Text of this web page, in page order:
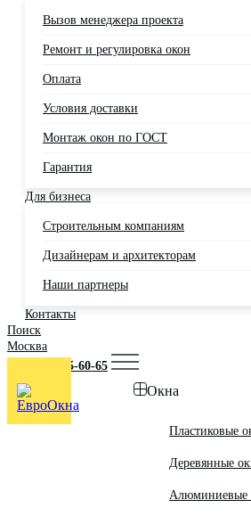
Вызов менеджера проекта
Ремонт и регулировка окон
Оплата
Условия доставки
Монтаж окон по ГОСТ
Гарантия
Для бизнеса
Строительным компаниям
Дизайнерам и архитекторам
Наши партнеры
Контакты
Поиск
Москва
+7 (495) 725-60-65
Окна
Пластиковые
Деревянные
Алюминиевые